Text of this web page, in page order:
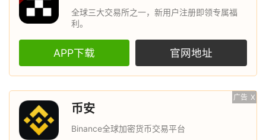
全球三大交易所之一，新用户注册即领专属福
利。
APP下载 官网地址
广告 X
币安
Binance全球加密货币交易平台